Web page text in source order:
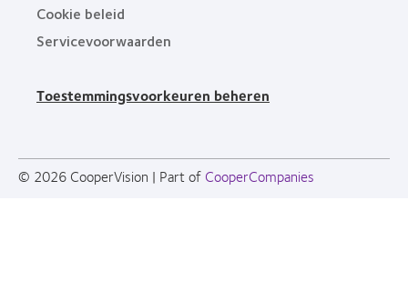
Cookie beleid
Servicevoorwaarden
Toestemmingsvoorkeuren beheren
© 2026 CooperVision | Part of CooperCompanies